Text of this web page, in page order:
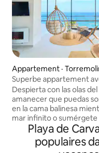
Appartement ·
Superbe appartement
Savanna Beach
Despierta con las olas
amanecer que puedas
en la cama balinesa
mar infinito o sumérgete
climatizado mientras te
de cava. El Savanna
para pasar unas
Playa de
populaires